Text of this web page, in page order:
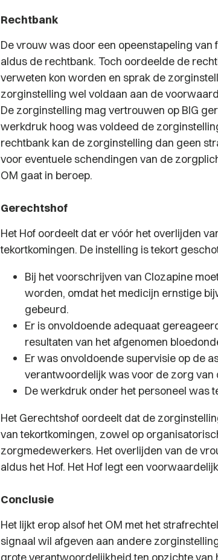
Rechtbank
De vrouw was door een opeenstapeling
aldus de rechtbank. Toch oordeelde de
verweten kon worden en sprak de
zorginstelling wel voldaan aan de
De zorginstelling mag vertrouwen op BIG
werkdruk hoog was voldeed de
rechtbank kan de zorginstelling dan geen
voor eventuele schendingen van de
OM gaat in beroep.
Gerechtshof
Het Hof oordeelt dat er vóór het overlijden
tekortkomingen. De instelling is tekort
Bij het voorschrijven van Clozapine
worden, omdat het medicijn ernstige
gebeurd.
Er is onvoldoende adequaat
resultaten van het afgenomen
Er was onvoldoende supervisie op de
verantwoordelijk was voor de zorg van
De werkdruk onder het personeel was
Het Gerechtshof oordeelt dat de
van tekortkomingen, zowel op
zorgmedewerkers. Het overlijden van de
aldus het Hof. Het Hof legt een
Conclusie
Het lijkt erop alsof het OM met het
signaal wil afgeven aan andere